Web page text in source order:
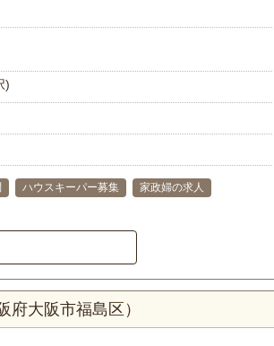
)
ハウスキーパー募集
家政婦の求人
大阪市福島区）